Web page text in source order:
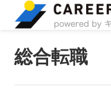
総合転職